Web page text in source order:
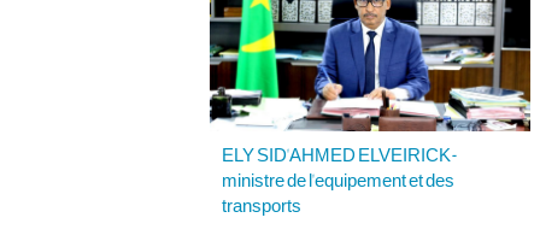
ELY SID'AHMED ELVEIRICK-
ministre de l'equipement et des
transports